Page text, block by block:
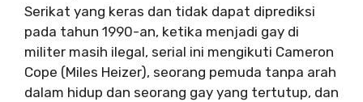
Serikat yang keras dan tidak dapat diprediksi
pada tahun 1990-an, ketika menjadi gay di
militer masih ilegal, serial ini mengikuti Cameron
Cope (Miles Heizer), seorang pemuda tanpa arah
dalam hidup dan seorang gay yang tertutup, dan